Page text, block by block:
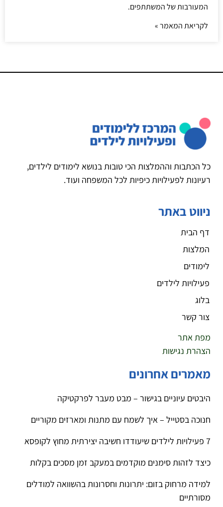
המעורבות של המשתתפים.
לקריאת המאמר »
כל הכתבות וההמלצות הכי טובות בנושא לימודים לילדים,
רעיונות לפעילויות כיפיות לכל המשפחה ועוד.
ניווט באתר
דף הבית
המלצות
לימודים
פעילויות לילדים
בלוג
צור קשר
מפת אתר
הצהרת נגישות
מאמרים אחרונים
היבטים עיוניים בגישור – מבט מעבר לפרקטיקה
חנוכה בסטייל – איך לשמח עם מתנות ומארזים מקוריים
7 פעילויות לילדים שיעודדו חשיבה יצירתית מחוץ לקופסא
כיצד לזהות סימנים מוקדמים במעקב זמן מסכים בקלות
למידה מרחוק בזום: יתרונות וחסרונות בהשוואה למודלים
מסורתיים